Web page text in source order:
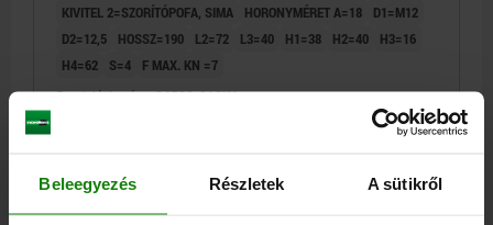
Beleegyezés Részletek A sütikről
KIVITEL 2=SZORÍTÓPOFA, SIMA
HORONYMÉRET A=18
D1=M12
D2=12,5
HOSSZ=190 L2=72 L3=40 H1=38 H2=40
H3=16
H4=62
S=4 F MAX. KN =7
Rendelési szám:04520-218X1
hozzáértve szállítási költségek